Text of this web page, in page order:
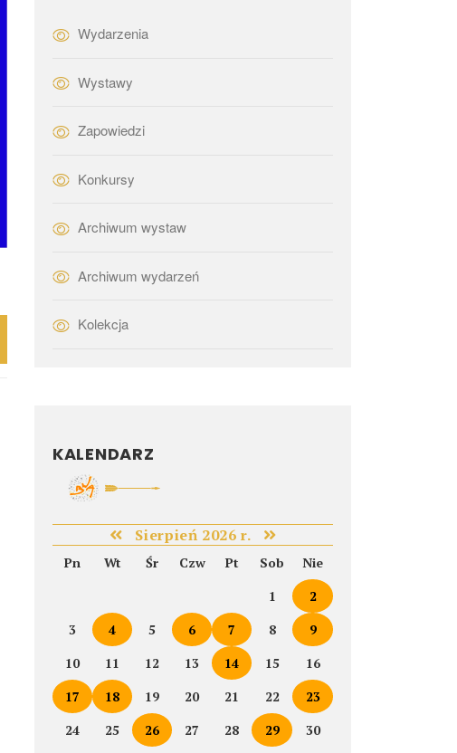
Wydarzenia
Wystawy
Zapowiedzi
Konkursy
Archiwum wystaw
Archiwum wydarzeń
Kolekcja
KALENDARZ
Sierpień 2026 r.
Pn Wt Śr Czw Pt Sob
Nie
1
2
3
4 5 6 7 8
9
10
11 12 13 14 15
16
17
18 19 20 21 22
23
24
25 26 27 28 29
30